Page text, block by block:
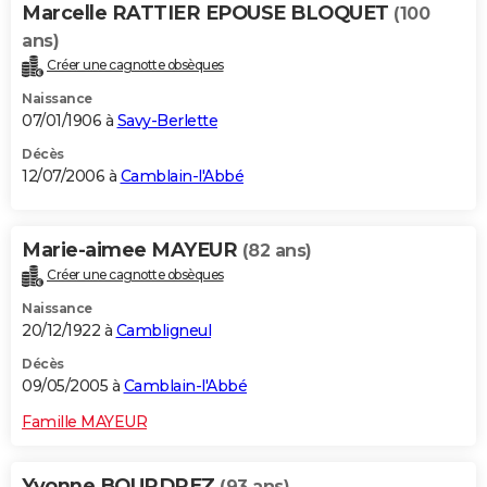
Marcelle RATTIER EPOUSE BLOQUET (100
ans)
Créer une cagnotte obsèques
Naissance
07/01/1906 à Savy-Berlette
Décès
12/07/2006 à Camblain-l'Abbé
Marie-aimee MAYEUR (82 ans)
Créer une cagnotte obsèques
Naissance
20/12/1922 à Cambligneul
Décès
09/05/2005 à Camblain-l'Abbé
Famille MAYEUR